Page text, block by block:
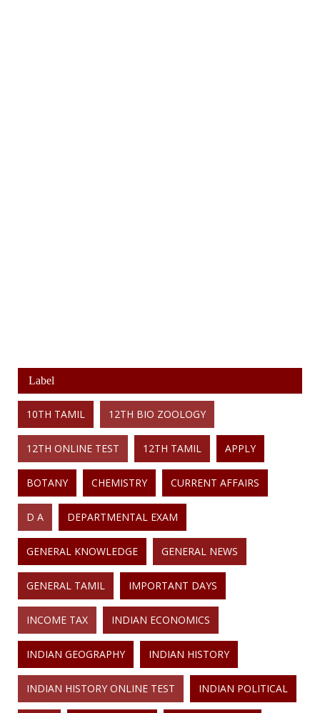
Label
10TH TAMIL 12TH BIO ZOOLOGY
12TH ONLINE TEST 12TH TAMIL APPLY
BOTANY CHEMISTRY CURRENT AFFAIRS
D A DEPARTMENTAL EXAM
GENERAL KNOWLEDGE GENERAL NEWS
GENERAL TAMIL IMPORTANT DAYS
INCOME TAX INDIAN ECONOMICS
INDIAN GEOGRAPHY INDIAN HISTORY
INDIAN HISTORY ONLINE TEST INDIAN POLITICAL